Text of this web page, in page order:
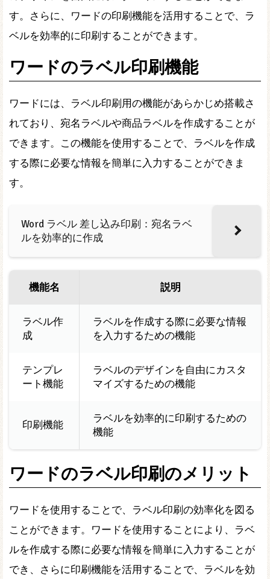
す。さらに、ワードの印刷機能を活用することで、ラ
ベルを効率的に印刷することができます。
ワードのラベル印刷機能
ワードには、ラベル印刷用の機能があらかじめ搭載さ
れており、宛名ラベルや商品ラベルを作成することが
できます。この機能を使用することで、ラベルを作成
する際に必要な情報を簡単に入力することができま
す。
Word ラベル 差し込み印刷：宛名ラベ
ルを効率的に作成
機能名 説明
ラベル作
成
ラベルを作成する際に必要な情報
を入力するための機能
テンプレ
ート機能
ラベルのデザインを自由にカスタ
マイズするための機能
印刷機能
ラベルを効率的に印刷するための
機能
ワードのラベル印刷のメリット
ワードを使用することで、ラベル印刷の効率化を図る
ことができます。ワードを使用することにより、ラベ
ルを作成する際に必要な情報を簡単に入力することが
でき、さらに印刷機能を活用することで、ラベルを効